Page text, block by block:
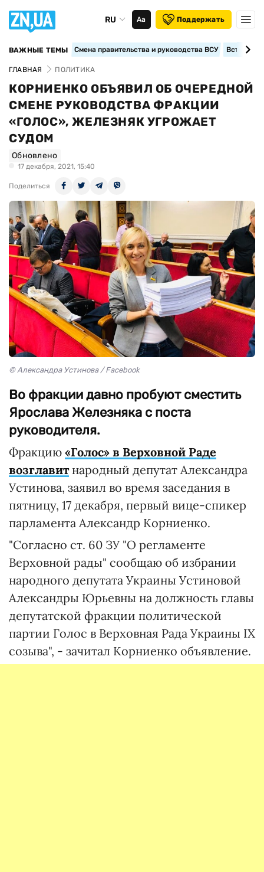
RU Аа Поддержать
ВАЖНЫЕ ТЕМЫ Смена правительства и руководства ВСУ
ГЛАВНАЯ ПОЛИТИКА
КОРНИЕНКО ОБЪЯВИЛ ОБ ОЧЕРЕДНОЙ
СМЕНЕ РУКОВОДСТВА ФРАКЦИИ
«ГОЛОС», ЖЕЛЕЗНЯК УГРОЖАЕТ
СУДОМ
Обновлено
17 декабря, 2021, 15:40
Поделиться
© Александра Устинова / Facebook
Во фракции давно пробуют сместить
Ярослава Железняка с поста
руководителя.
Фракцию «Голос» в Верховной Раде
возглавитнародный депутат Александра
Устинова, заявил во время заседания в
пятницу, 17 декабря, первый вице-спикер
парламента Александр Корниенко.
"Согласно ст. 60 ЗУ "О регламенте
Верховной рады" сообщаю об избрании
народного депутата Украины Устиновой
Александры Юрьевны на должность главы
депутатской фракции политической
партии Голос в Верховная Рада Украины IX
созыва", - зачитал Корниенко объявление.